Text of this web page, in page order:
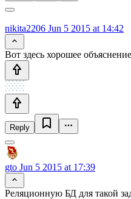
nikita2206 Jun 5 2015 at 14:42
Вот здесь хорошее
Reply
gto Jun 5 2015 at 17:39
Реляционную БД для такой